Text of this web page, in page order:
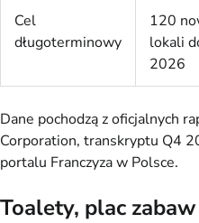
Cel
długoterminowy
120
lokali
2026
Dane pochodzą z oficjalnych
Corporation, transkryptu Q4
portalu Franczyza w Polsce.
Toalety, plac